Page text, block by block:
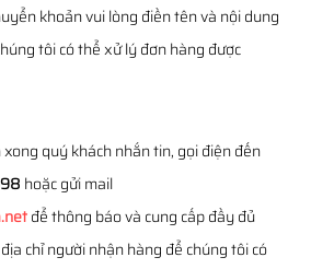
khoản vui lòng điền tên và nội dung
tôi có thể xử lý đơn hàng được
quý khách nhắn tin, gọi điện đến
hoặc gửi mail
để thông báo và cung cấp đầy đủ
chỉ người nhận hàng để chúng tôi có